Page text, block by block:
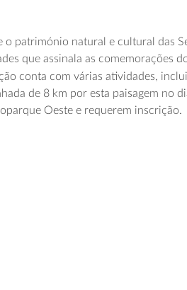
o património natural e cultural das
que assinala as comemorações
conta com várias atividades,
de 8 km por esta paisagem no
Oeste e requerem inscrição.